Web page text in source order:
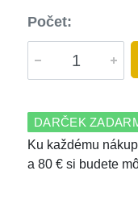
Počet:
DARČEK
Ku každému
a 80 € si budete